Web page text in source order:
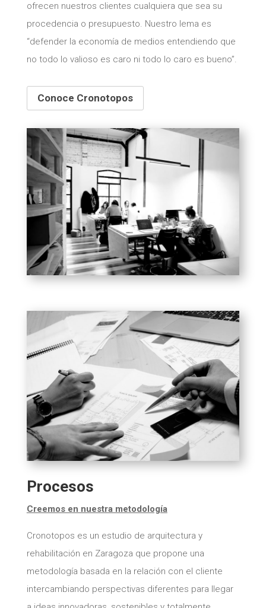
ofrecen nuestros clientes cualquiera que sea su
procedencia o presupuesto. Nuestro lema es
“defender la economía de medios entendiendo que
no todo lo valioso es caro ni todo lo caro es bueno”.
Conoce Cronotopos
Procesos
Creemos en nuestra metodología
Cronotopos es un estudio de arquitectura y
rehabilitación en Zaragoza que propone una
metodología basada en la relación con el cliente
intercambiando perspectivas diferentes para llegar